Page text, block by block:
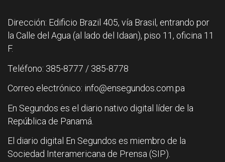
Dirección: Edificio Brazil 405, vía Brasil, entrando por
la Calle del Agua (al lado del Idaan), piso 11, oficina 11
F.
Teléfono: 385-8777 / 385-8778
Correo electrónico: info@ensegundos.com.pa
En Segundos es el diario nativo digital líder de la
República de Panamá.
El diario digital En Segundos es miembro de la
Sociedad Interamericana de Prensa (SIP).